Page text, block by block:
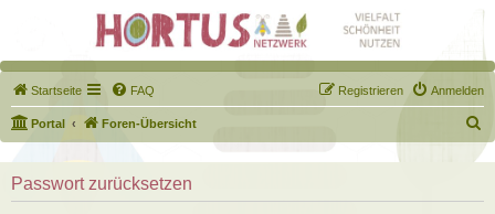
Startseite FAQ Anmelden
Registrieren
Portal Foren-Übersicht
u
h
Passwort zurücksetzen